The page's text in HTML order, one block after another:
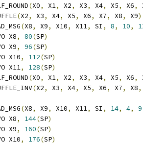
(X0, X1, X2, X3, X4, X5, X6,
(X2, X3, X4, X5, X6, X7, X8, X9)
(X8, X9, X10, X11, SI , 8, 10,
X8
, 80(SP)
X9
, 96(SP)
X10
, 112(SP)
X11
, 128(SP)
(X0, X1, X2, X3, X4, X5, X6,
(X2, X3, X4, X5, X6, X7, X8,
(X8, X9, X10, X11, SI , 14, 4, 9
X8
, 144(SP)
X9
, 160(SP)
X10
, 176(SP)